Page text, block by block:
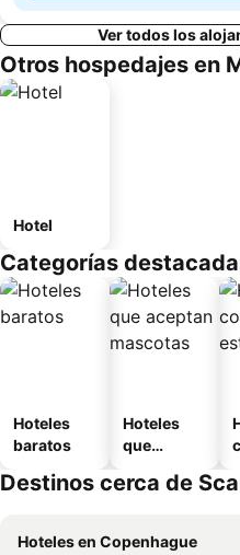
Ver todos los
Otros hospedajes en
Hotel
Categorías
Hoteles
baratos
Hoteles
que
mascotas
Destinos cerca de
Hoteles en Copenhague